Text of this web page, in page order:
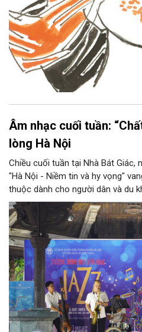
Âm nhạc cuối tuần:
lòng Hà Nội
Chiều cuối tuần tại Nhà Bát Giác,
"Hà Nội - Niềm tin và hy vọng"
thuộc dành cho người dân và du
điệu jazz kinh điển của thế giới
diễn của NSƯT Quyền Văn Minh
Club, mở ra một không gian âm
trung tâm Thủ đô.